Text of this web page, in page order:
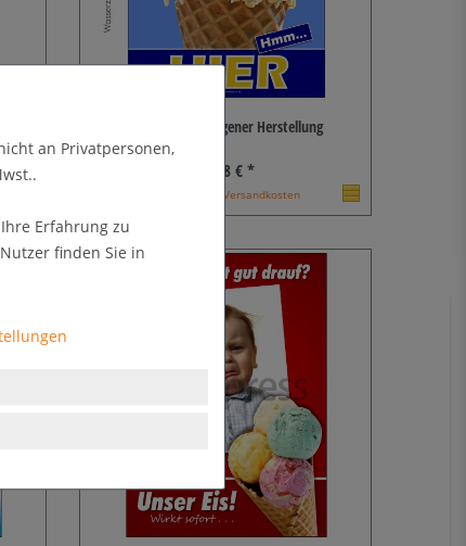
Plakat Eis aus eigener Herstellung
36,18 € *
Versandkosten
an Privatpersonen,
Erfahrung zu
finden Sie in